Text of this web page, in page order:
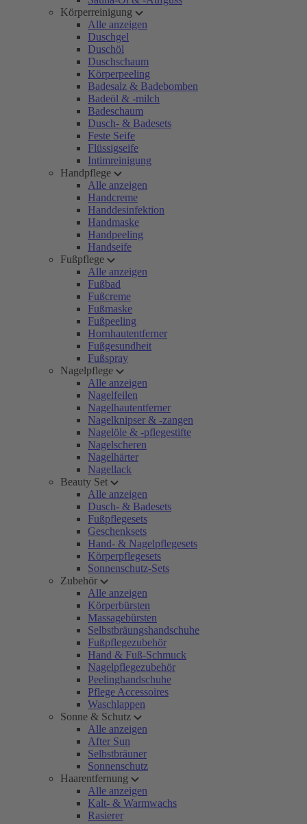
Körperreinigung
Alle anzeigen
Duschgel
Duschöl
Duschschaum
Körperpeeling
Badesalz & Badebomben
Badeöl & -milch
Badeschaum
Dusch- & Badesets
Feste Seife
Flüssigseife
Intimreinigung
Handpflege
Alle anzeigen
Handcreme
Handdesinfektion
Handmaske
Handpeeling
Handseife
Fußpflege
Alle anzeigen
Fußbad
Fußcreme
Fußmaske
Fußpeeling
Hornhautentferner
Fußgesundheit
Fußspray
Nagelpflege
Alle anzeigen
Nagelfeilen
Nagelhautentferner
Nagelknipser & -zangen
Nagelöle & -pflegestifte
Nagelscheren
Nagelhärter
Nagellack
Beauty Set
Alle anzeigen
Dusch- & Badesets
Fußpflegesets
Geschenksets
Hand- & Nagelpflegesets
Körperpflegesets
Sonnenschutz-Sets
Zubehör
Alle anzeigen
Körperbürsten
Massagebürsten
Selbstbräungshandschuhe
Fußpflegezubehör
Hand & Fuß-Schmuck
Nagelpflegezubehör
Peelinghandschuhe
Pflege Accessoires
Waschlappen
Sonne & Schutz
Alle anzeigen
After Sun
Selbstbräuner
Sonnenschutz
Haarentfernung
Alle anzeigen
Kalt- & Warmwachs
Rasierer